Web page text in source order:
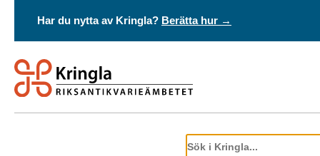
Har du nytta av Kringla? Berätta hur →